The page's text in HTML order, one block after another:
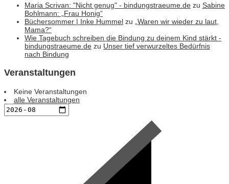
Maria Scrivan: "Nicht genug" - bindungstraeume.de zu Sabine
Bohlmann: „Frau Honig“
Büchersommer | Inke Hummel zu
„Waren wir wieder zu laut,
Mama?“
Wie Tagebuch schreiben die Bindung zu deinem Kind stärkt -
bindungstraeume.de zu Unser tief verwurzeltes Bedürfnis
nach Bindung
Veranstaltungen
Keine Veranstaltungen
alle Veranstaltungen